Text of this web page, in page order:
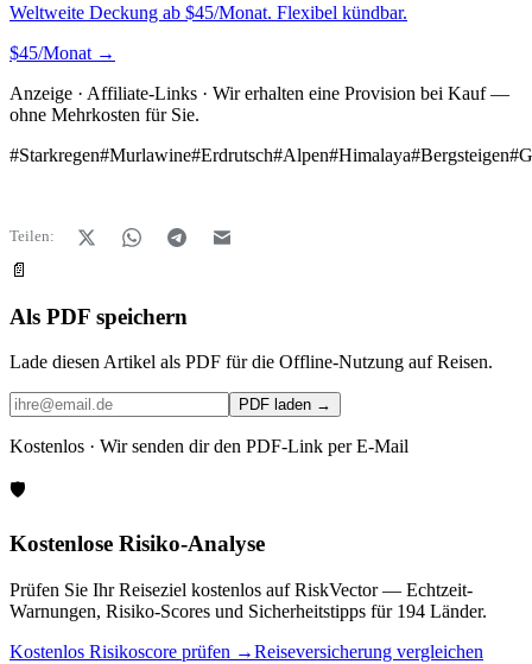
Weltweite Deckung ab $45/Monat. Flexibel kündbar.
$45/Monat →
Anzeige · Affiliate-Links · Wir erhalten eine Provision bei Kauf —
ohne Mehrkosten für Sie.
#Starkregen#Murlawine#Erdrutsch#Alpen#Himalaya#Bergsteigen#
Teilen:
📄
Als PDF speichern
Lade diesen Artikel als PDF für die Offline-Nutzung auf Reisen.
PDF laden →
Kostenlos · Wir senden dir den PDF-Link per E-Mail
🛡️
Kostenlose Risiko-Analyse
Prüfen Sie Ihr Reiseziel kostenlos auf RiskVector — Echtzeit-
Warnungen, Risiko-Scores und Sicherheitstipps für 194 Länder.
Kostenlos Risikoscore prüfen →Reiseversicherung vergleichen